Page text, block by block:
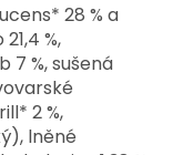
28 % a
%,
7 %, sušená
2 %,
lněné